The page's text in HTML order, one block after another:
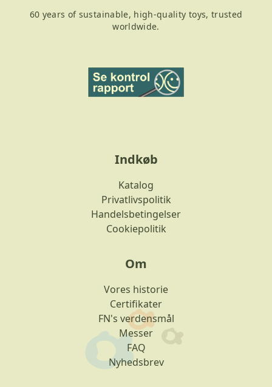
60 years of sustainable, high-quality toys, trusted
worldwide.
Indkøb
Katalog
Privatlivspolitik
Handelsbetingelser
Cookiepolitik
Om
Vores historie
Certifikater
FN's verdensmål
Messer
FAQ
Nyhedsbrev